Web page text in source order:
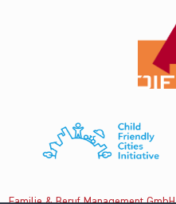
Familie & Beruf Management GmbH